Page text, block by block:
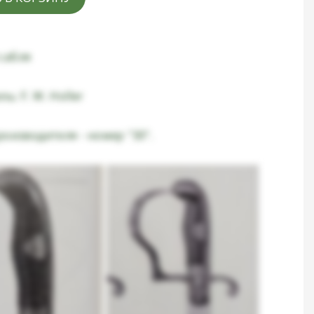
F. W. Holler
- номер "30".